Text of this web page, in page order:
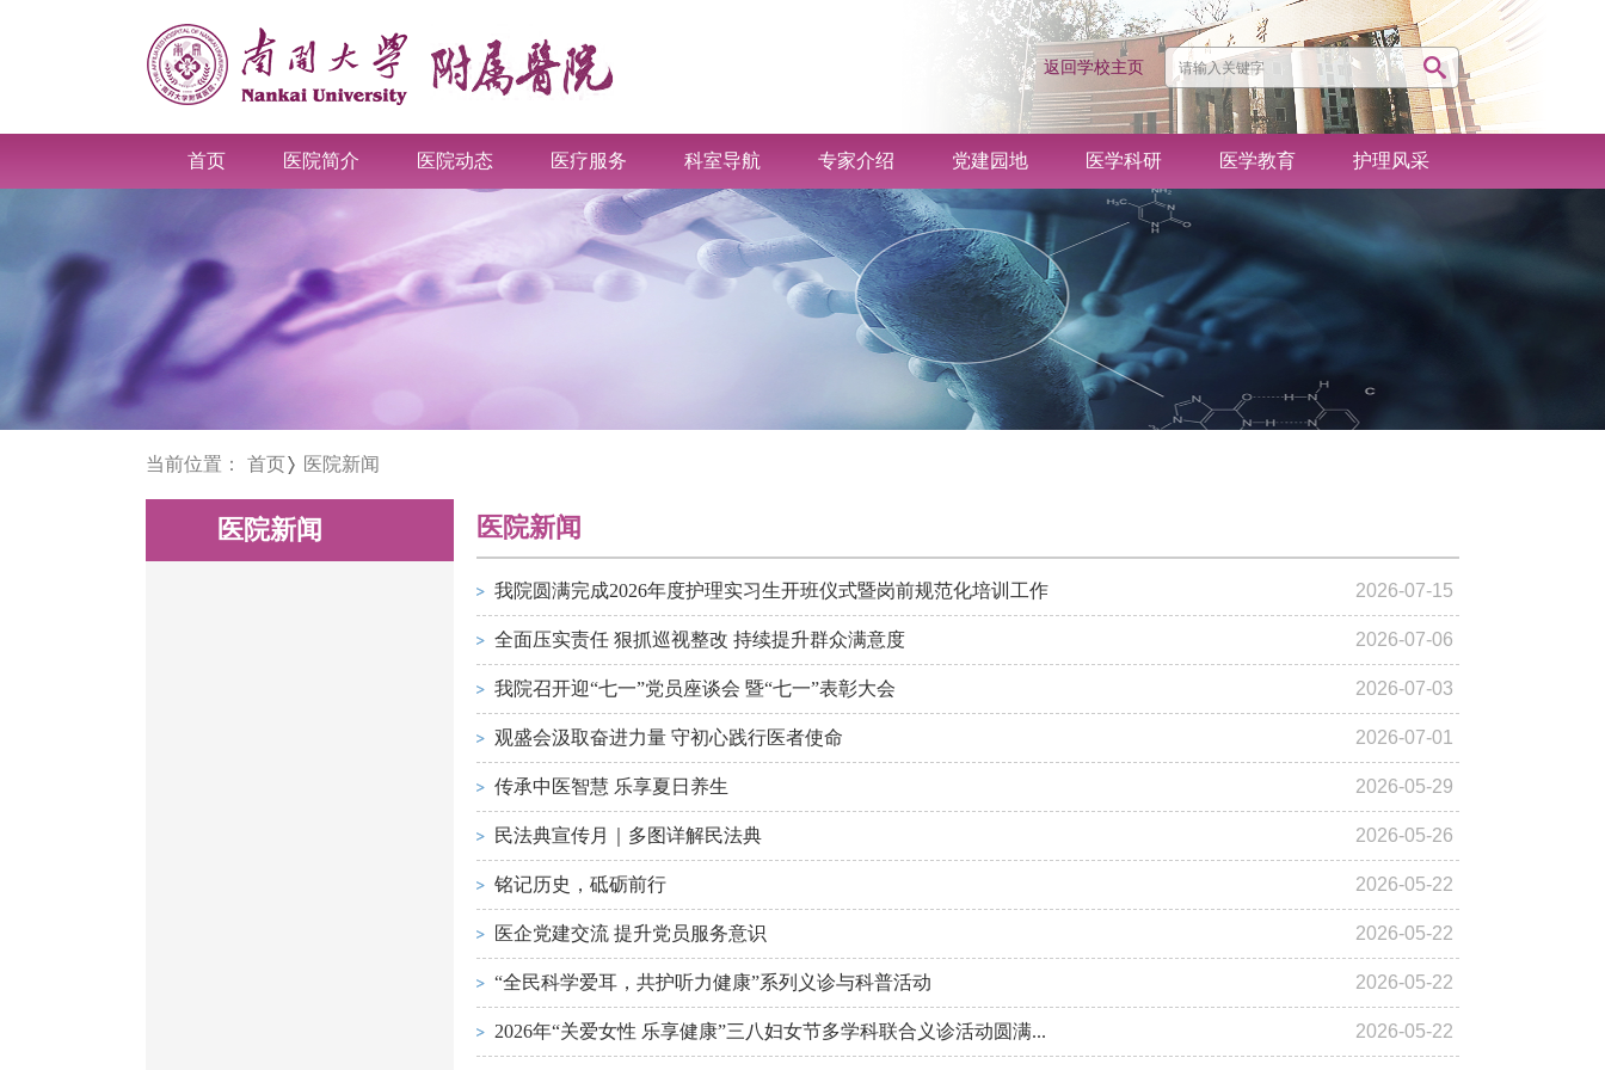
返回学校主页
首页 医院简介 医院动态 医疗服务 科室导航 专家介绍 党建园地 医学科研 医学教育 护理风采
当前位置： 首页 医院新闻
医院新闻 医院新闻
我院圆满完成2026年度护理实习生开班仪式暨岗前规范化培训工作 2026-07-15
全面压实责任 狠抓巡视整改 持续提升群众满意度 2026-07-06
我院召开迎“七一”党员座谈会 暨“七一”表彰大会 2026-07-03
观盛会汲取奋进力量 守初心践行医者使命 2026-07-01
传承中医智慧 乐享夏日养生 2026-05-29
民法典宣传月｜多图详解民法典 2026-05-26
铭记历史，砥砺前行 2026-05-22
医企党建交流 提升党员服务意识 2026-05-22
“全民科学爱耳，共护听力健康”系列义诊与科普活动 2026-05-22
2026年“关爱女性 乐享健康”三八妇女节多学科联合义诊活动圆满... 2026-05-22